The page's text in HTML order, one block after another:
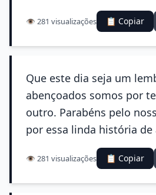
👁️ 281 visualizações 📋 Copiar
Que este dia seja um
abençoados somos por
outro. Parabéns pelo
por essa linda história de
👁️ 281 visualizações 📋 Copiar